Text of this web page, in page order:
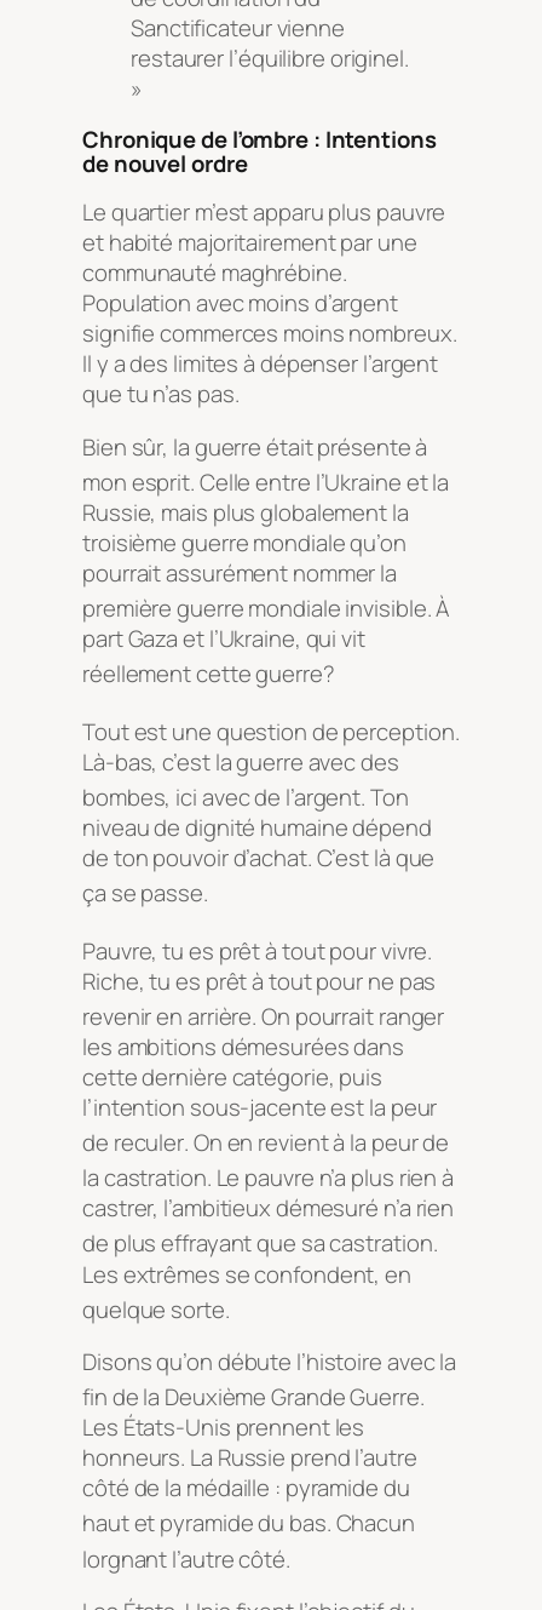
Sanctificateur vienne
restaurer l’équilibre originel.
»
Chronique de l’ombre : Intentions
de nouvel ordre
Le quartier m’est apparu plus pauvre
et habité majoritairement par une
communauté maghrébine.
Population avec moins d’argent
signifie commerces moins nombreux.
Il y a des limites à dépenser l’argent
que tu n’as pas.
Bien sûr, la guerre était présente à
mon esprit. Celle entre l’Ukraine et la
Russie, mais plus globalement la
troisième guerre mondiale qu’on
pourrait assurément nommer la
première guerre mondiale invisible. À
part Gaza et l’Ukraine, qui vit
réellement cette guerre?
Tout est une question de perception.
Là-bas, c’est la guerre avec des
bombes, ici avec de l’argent. Ton
niveau de dignité humaine dépend
de ton pouvoir d’achat. C’est là que
ça se passe.
Pauvre, tu es prêt à tout pour vivre.
Riche, tu es prêt à tout pour ne pas
revenir en arrière. On pourrait ranger
les ambitions démesurées dans
cette dernière catégorie, puis
l’intention sous-jacente est la peur
de reculer. On en revient à la peur de
la castration. Le pauvre n’a plus rien à
castrer, l’ambitieux démesuré n’a rien
de plus effrayant que sa castration.
Les extrêmes se confondent, en
quelque sorte.
Disons qu’on débute l’histoire avec la
fin de la Deuxième Grande Guerre.
Les États-Unis prennent les
honneurs. La Russie prend l’autre
côté de la médaille : pyramide du
haut et pyramide du bas. Chacun
lorgnant l’autre côté.